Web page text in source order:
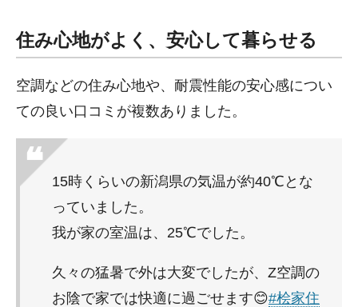
住み心地がよく、安心して暮らせる
空調などの住み心地や、耐震性能の安心感につい
ての良い口コミが複数ありました。
15時くらいの新潟県の気温が約40℃とな
っていました。
我が家の室温は、25℃でした。
久々の猛暑で外は大変でしたが、Z空調の
お陰で家では快適に過ごせます😊#桧家住